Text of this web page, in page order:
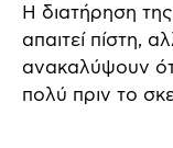
Η διατήρηση
απαιτεί πίστη,
ανακαλύψουν
πολύ πριν το